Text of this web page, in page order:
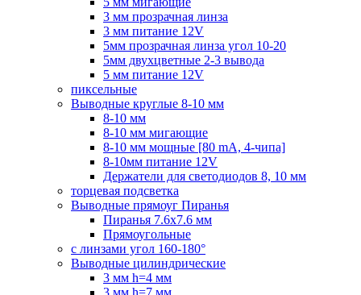
3 мм прозрачная линза
3 мм питание 12V
5мм прозрачная линза угол 10-20
5мм двухцветные 2-3 вывода
5 мм питание 12V
пиксельные
Выводные круглые 8-10 мм
8-10 мм
8-10 мм мигающие
8-10 мм мощные [80 mA, 4-чипа]
8-10мм питание 12V
Держатели для светодиодов 8, 10 мм
торцевая подсветка
Выводные прямоуг Пиранья
Пиранья 7.6x7.6 мм
Прямоугольные
с линзами угол 160-180°
Выводные цилиндрические
3 мм h=4 мм
3 мм h=7 мм